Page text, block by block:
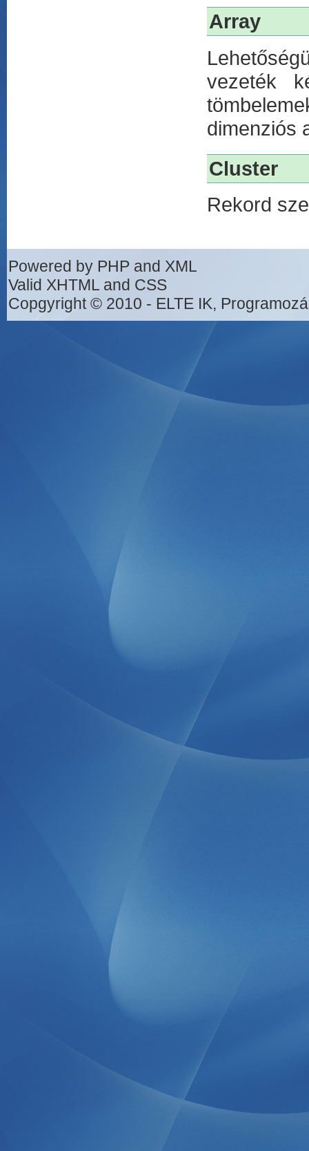
Array
vezeték
dimenziós
Cluster
Rekord
Powered by PHP and XML
Valid XHTML and CSS
Copgyright © 2010 - ELTE IK,